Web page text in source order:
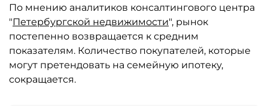
По мнению аналитиков консалтингового центра
"Петербургской недвижимости", рынок
постепенно возвращается к средним
показателям. Количество покупателей, которые
могут претендовать на семейную ипотеку,
сокращается.